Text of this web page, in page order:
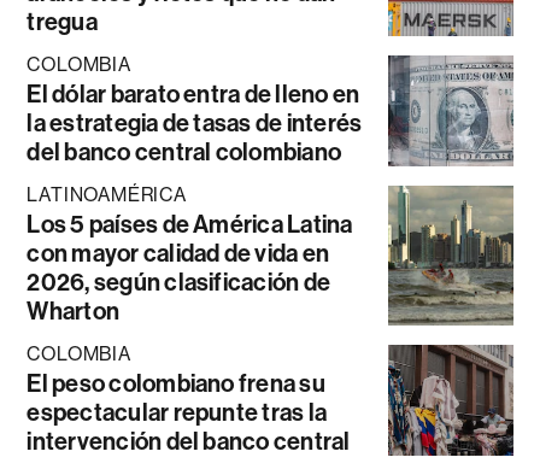
tregua
COLOMBIA
El dólar barato entra de lleno en
la estrategia de tasas de interés
del banco central colombiano
LATINOAMÉRICA
Los 5 países de América Latina
con mayor calidad de vida en
2026, según clasificación de
Wharton
COLOMBIA
El peso colombiano frena su
espectacular repunte tras la
intervención del banco central